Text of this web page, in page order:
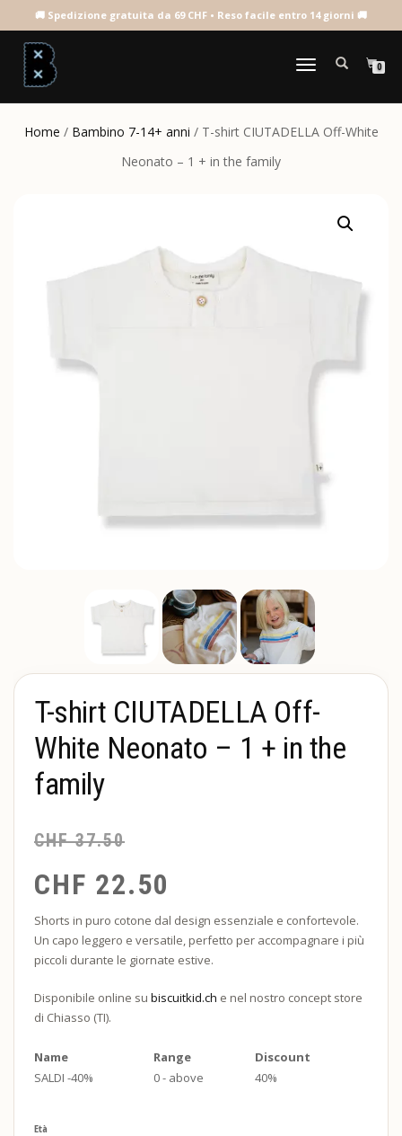
NAVIGAZIONE
0
Home / Bambino 7-14+ anni / T-shirt CIUTADELLA Off-White
Neonato – 1 + in the family
T-shirt CIUTADELLA Off-
White Neonato – 1 + in the
family
CHF37.50
CHF 22.50
Shorts in puro cotone dal design essenziale e confortevole.
Un capo leggero e versatile, perfetto per accompagnare i più
piccoli durante le giornate estive.
Disponibile online su biscuitkid.ch e nel nostro concept store
di Chiasso (TI).
Name Range
Discount
SALDI -40%
0 - above 40%
Età